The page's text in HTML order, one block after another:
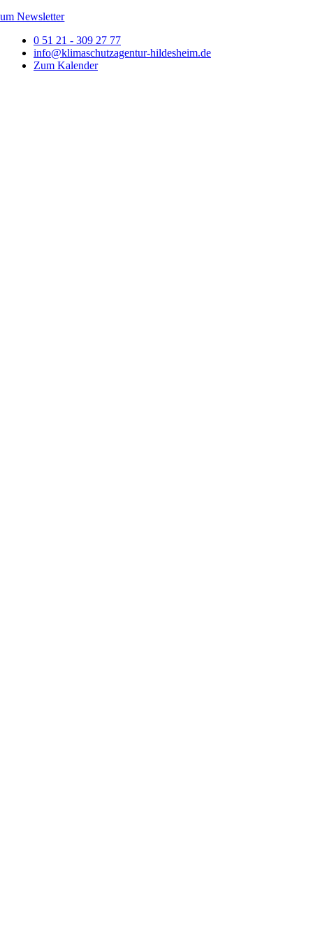
Newsletter
0 51 21 - 309 27 77
info@klimaschutzagentur-hildesheim.de
Zum Kalender